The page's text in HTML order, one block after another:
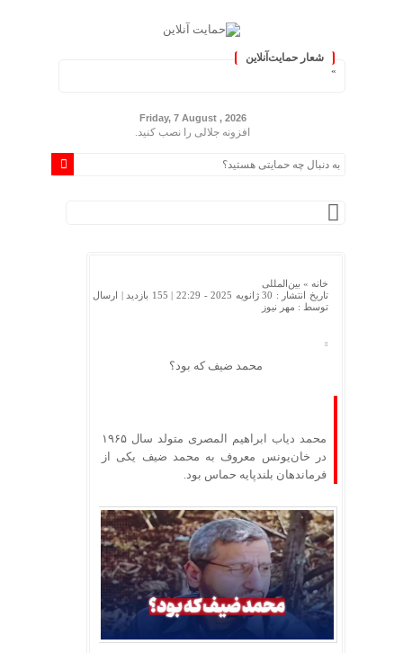
شعار حمایت‌آنلاین
Friday, 7 August , 2026
افزونه جلالی را نصب کنید.
خانه » بین‌المللی
تاریخ انتشار : 30 ژانویه 2025 - 22:29 |
155 بازدید
| ارسال
توسط : مهر نیوز
محمد ضیف که بود؟
محمد دیاب ابراهیم المصری متولد سال ۱۹۶۵
در خان‌یونس معروف به محمد ضیف یکی از
فرماندهان بلندپایه حماس بود.